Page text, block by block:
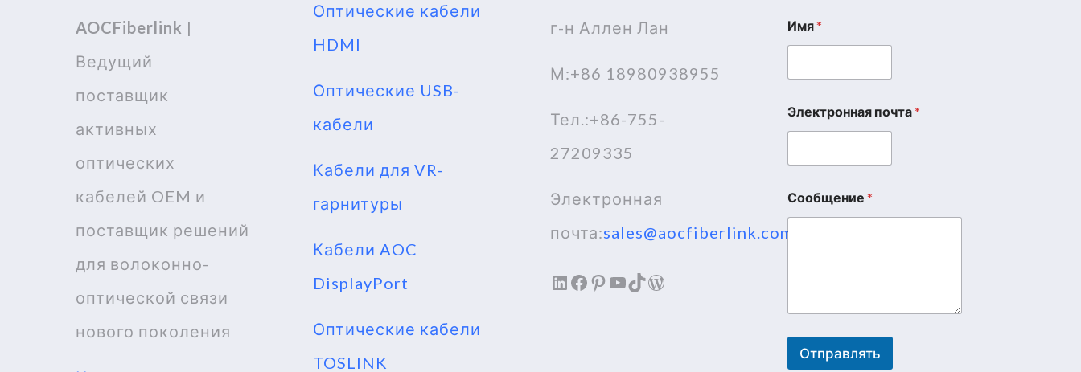
AOCFiberlink |
Ведущий
поставщик
активных
оптических
кабелей OEM и
поставщик решений
для волоконно-
оптической связи
нового поколения
Оптические кабели
HDMI
Оптические USB-
кабели
Кабели для VR-
гарнитуры
Кабели AOC
DisplayPort
Оптические кабели
TOSLINK
г-н Аллен Лан
М:+86 18980938955
Тел.:+86-755-
27209335
Электронная
почта:sales@aocfiberlink.com
LinkedIn
Facebook
Pinterest
YouTube
TikTok
WordPress
Имя*
*
И
я
Электронная почта*
Сообщение *
Отправлять